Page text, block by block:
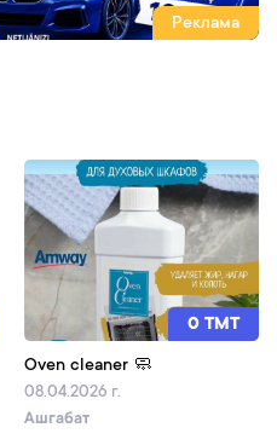
Реклама
0 TMT
Oven cleaner 🧼
08.04.2026 г.
Ашгабат